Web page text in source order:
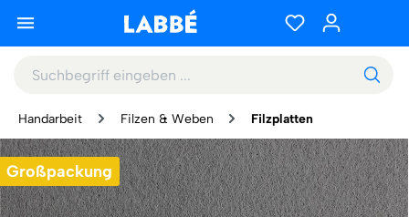
Handarbeit Filzen & Weben Filzplatten
Großpackung